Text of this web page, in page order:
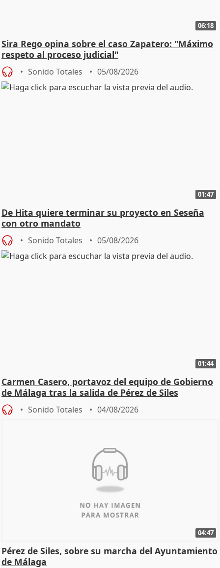
06:18
Sira Rego opina sobre el caso Zapatero: "Máximo
respeto al proceso judicial"
Sonido Totales 05/08/2026
01:47
De Hita quiere terminar su proyecto en Seseña
con otro mandato
Sonido Totales 05/08/2026
01:44
Carmen Casero, portavoz del equipo de Gobierno
de Málaga tras la salida de Pérez de Siles
Sonido Totales 04/08/2026
04:47
Pérez de Siles, sobre su marcha del Ayuntamiento
de Málaga